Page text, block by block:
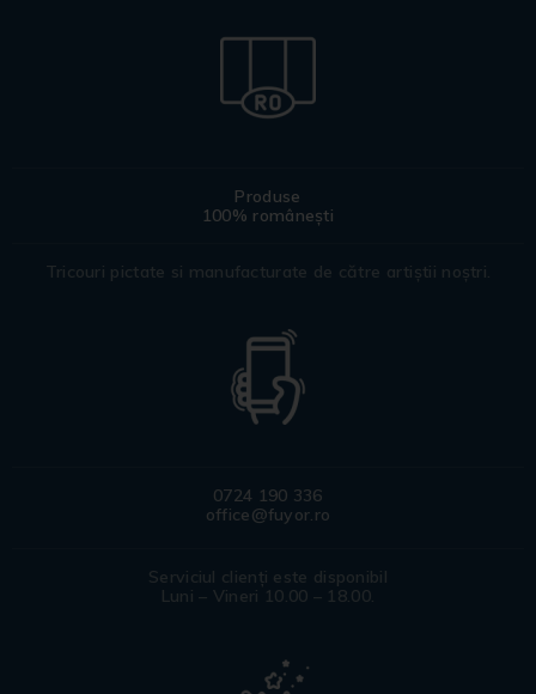
Produse
100% românești
Tricouri pictate si manufacturate de către artiștii noștri.
0724 190 336
office@fuyor.ro
Serviciul clienți este disponibil
Luni – Vineri 10.00 – 18.00.